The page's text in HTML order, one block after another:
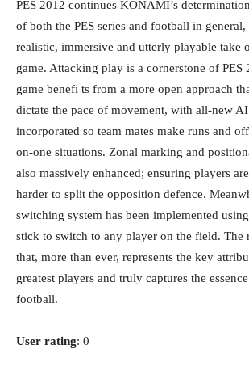
PES 2012 continues KONAMI’s
of both the PES series and football in
realistic, immersive and utterly playable take
game. Attacking play is a cornerstone of PES
game benefi ts from a more open approach
dictate the pace of movement, with all-new
incorporated so team mates make runs and
on-one situations. Zonal marking and
also massively enhanced; ensuring players
harder to split the opposition defence.
switching system has been implemented
stick to switch to any player on the field. The
that, more than ever, represents the key
greatest players and truly captures the
football.
User rating: 0